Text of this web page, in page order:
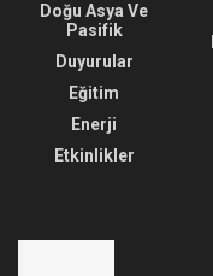
Doğu Asya Ve
Pasifik
Duyurular
Eğitim
Enerji
Etkinlikler